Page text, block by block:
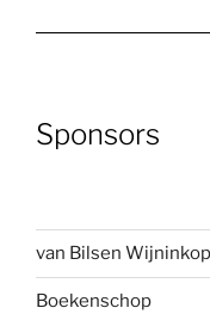
Sponsors
van Bilsen
Boekenschop